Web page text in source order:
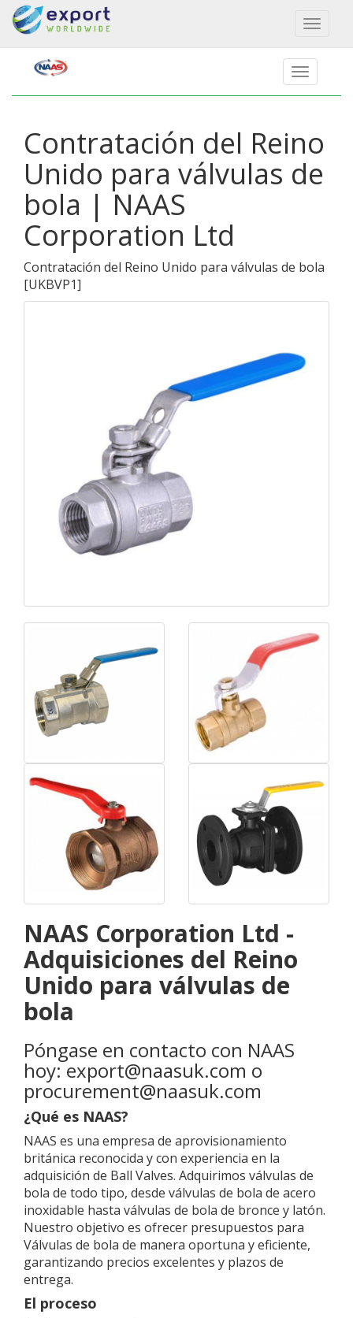
Toggle
Contratación del Reino
Unido para válvulas de
bola | NAAS
Corporation Ltd
Contratación del Reino Unido para válvulas de bola
[UKBVP1]
NAAS Corporation Ltd -
Adquisiciones del Reino
Unido para válvulas de
bola
Póngase en contacto con NAAS
hoy: export@naasuk.com o
procurement@naasuk.com
¿Qué es NAAS?
NAAS es una empresa de aprovisionamiento
británica reconocida y con experiencia en la
adquisición de Ball Valves. Adquirimos válvulas de
bola de todo tipo, desde válvulas de bola de acero
inoxidable hasta válvulas de bola de bronce y latón.
Nuestro objetivo es ofrecer presupuestos para
Válvulas de bola de manera oportuna y eficiente,
garantizando precios excelentes y plazos de
entrega.
El proceso